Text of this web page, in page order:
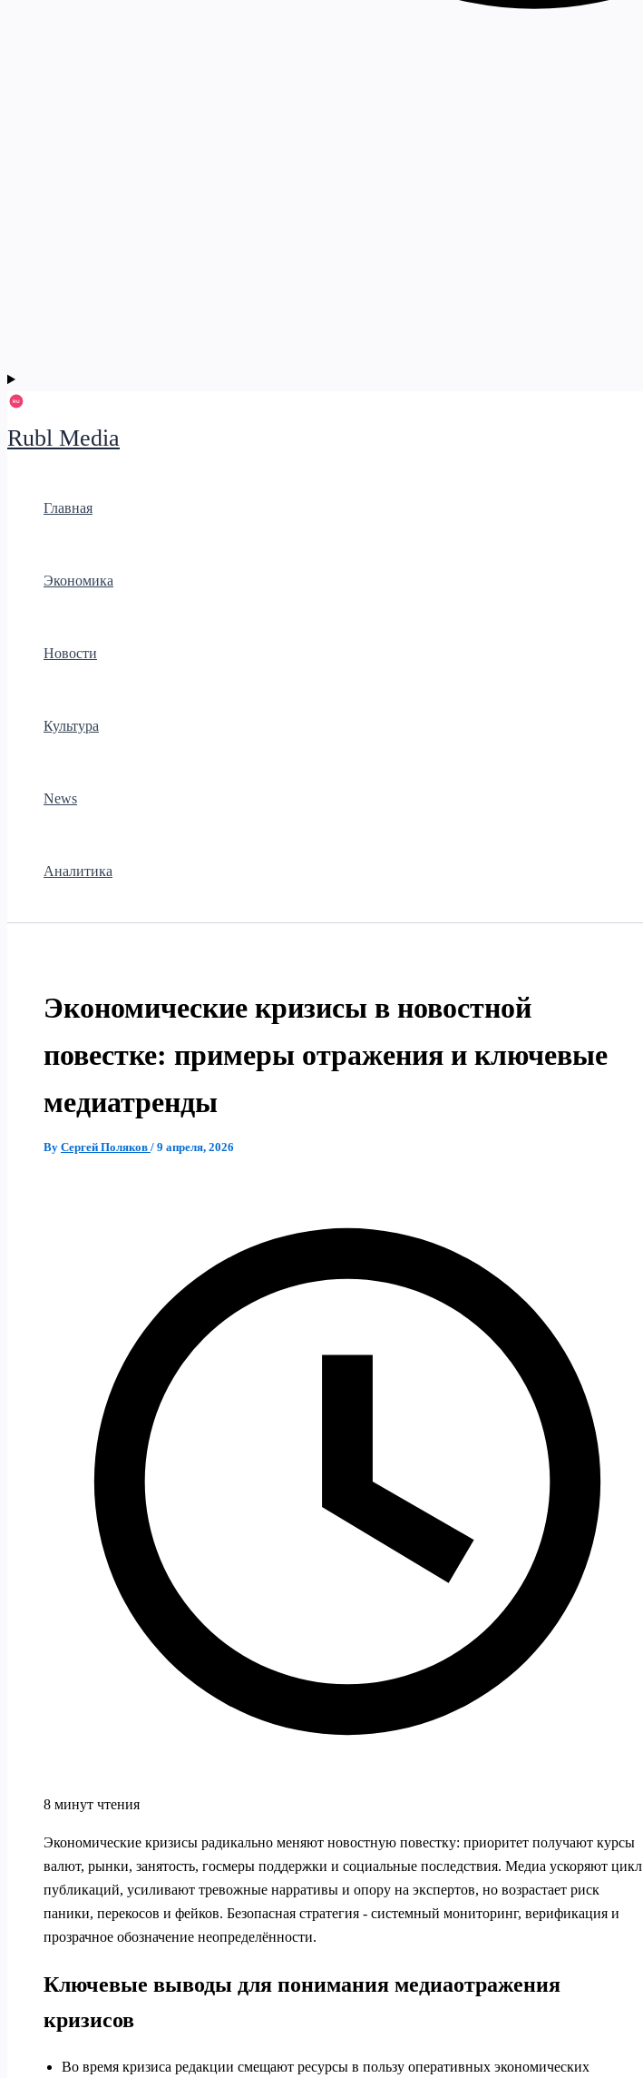
Rubl Media
Главная
Экономика
Новости
Культура
News
Аналитика
Экономические кризисы в новостной
повестке: примеры отражения и ключевые
медиатренды
By Сергей Поляков / 9 апреля, 2026
8 минут чтения
Экономические кризисы радикально меняют новостную повестку: приоритет получают курсы
валют, рынки, занятость, госмеры поддержки и социальные последствия. Медиа ускоряют цикл
публикаций, усиливают тревожные нарративы и опору на экспертов, но возрастает риск
паники, перекосов и фейков. Безопасная стратегия - системный мониторинг, верификация и
прозрачное обозначение неопределённости.
Ключевые выводы для понимания медиаотражения
кризисов
Во время кризиса редакции смещают ресурсы в пользу оперативных экономических